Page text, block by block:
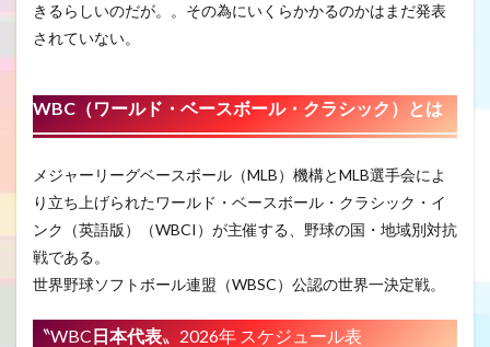
きるらしいのだが。。その為にいくらかかるのかはまだ発表
されていない。
WBC（ワールド・ベースボール・クラシック ）とは
メジャーリーグベースボール（MLB）機構とMLB選手会によ
り立ち上げられたワールド・ベースボール・クラシック・イ
ンク（英語版）（WBCI）が主催する、野球の国・地域別対抗
戦である。
世界野球ソフトボール連盟（WBSC）公認の世界一決定戦。
〝WBC日本代表〟2026年 スケジュール表